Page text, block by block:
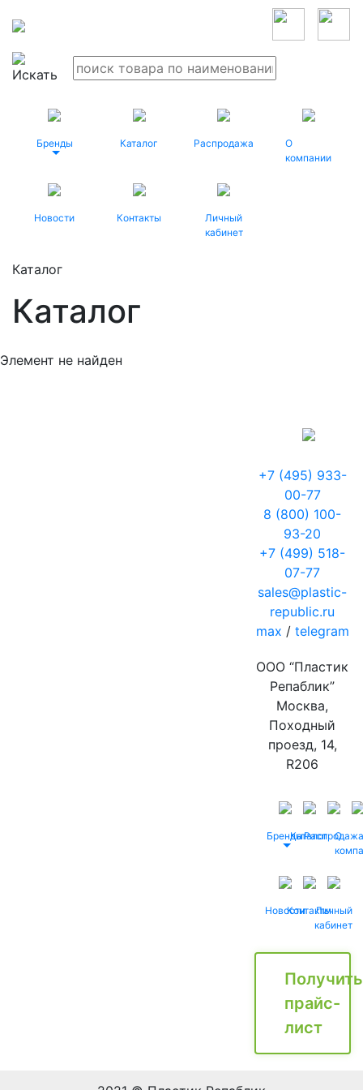
Бренды Каталог Распродажа
О
компании
Новости Контакты
Личный
кабинет
Каталог
Каталог
Элемент не найден
+7 (495) 933-
00-77
8 (800) 100-
93-20
+7 (499) 518-
07-77
sales@plastic-
republic.ru
max / telegram
ООО “Пластик
Репаблик”
Москва,
Походный
проезд, 14,
R206
БрендыКаталог
Распродажа
О
НовостиКонтактыЛичный
кабинет
Получить
прайс-
лист